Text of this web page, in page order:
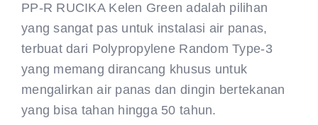
PP-R RUCIKA Kelen Green adalah pilihan
yang sangat pas untuk instalasi air panas,
terbuat dari Polypropylene Random Type-3
yang memang dirancang khusus untuk
mengalirkan air panas dan dingin bertekanan
yang bisa tahan hingga 50 tahun.